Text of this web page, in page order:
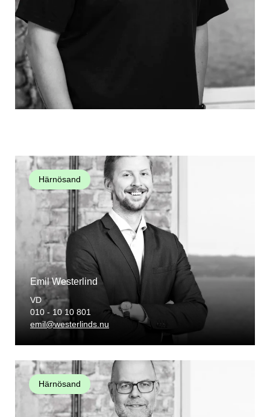
Härnösand
Emil Westerlind
VD
010 - 10 10 801
emil@westerlinds.nu
Härnösand